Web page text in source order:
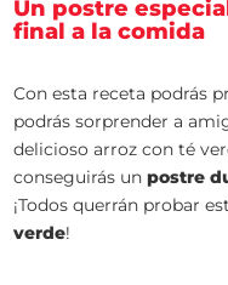
Un postre
final a la comida
Con esta receta podrás
podrás sorprender a
delicioso arroz con té
conseguirás unpostre
¡Todos querrán probar
verde!